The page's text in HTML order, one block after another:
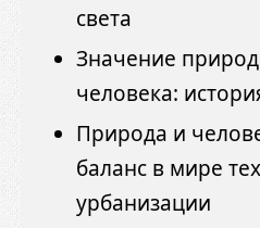
света
Значение
человека:
Природа и
баланс в мире
урбанизации